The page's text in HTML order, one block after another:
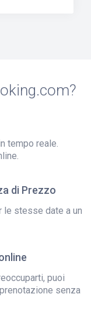
tempo reale.
di Prezzo
le stesse date a un
puoi
senza